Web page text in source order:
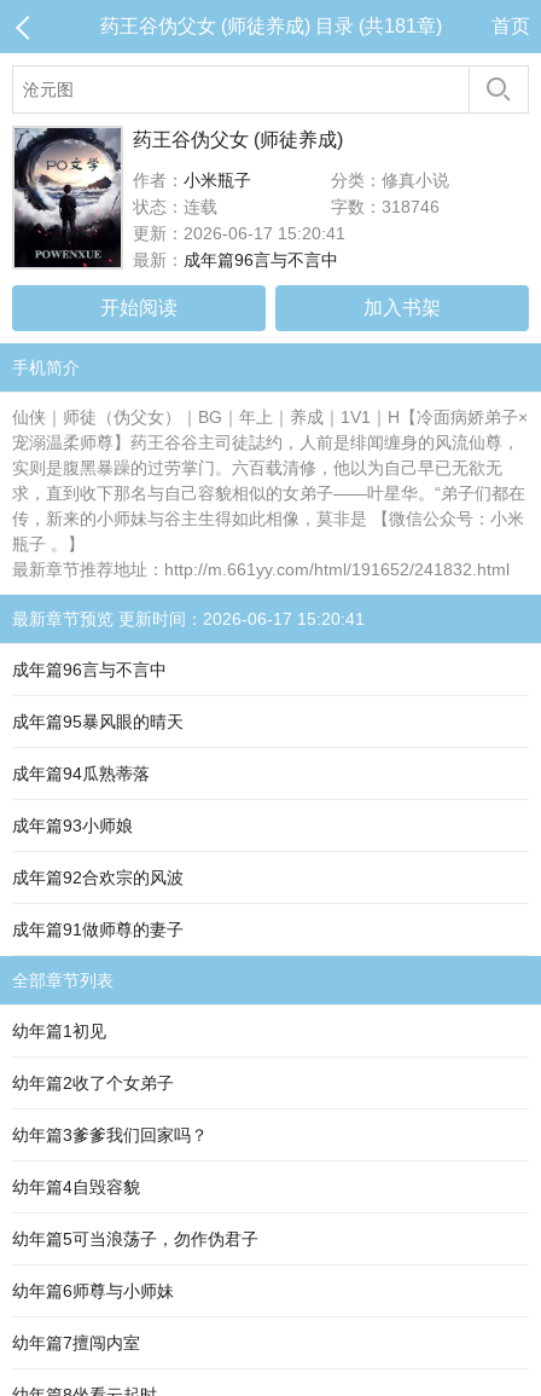
药王谷伪父女 (师徒养成) 目录 (共181章) 首页
药王谷伪父女 (师徒养成)
作者： 小米瓶子
分类：修真小说
状态：连载
字数：318746
更新：2026-06-17 15:20:41
最新： 成年篇96言与不言中
开始阅读 加入书架
手机简介
仙侠｜师徒（伪父女）｜BG｜年上｜养成｜1V1｜H【冷面病娇弟子×
宠溺温柔师尊】药王谷谷主司徒誌约，人前是绯闻缠身的风流仙尊，
实则是腹黑暴躁的过劳掌门。六百载清修，他以为自己早已无欲无
求，直到收下那名与自己容貌相似的女弟子——叶星华。“弟子们都在
传，新来的小师妹与谷主生得如此相像，莫非是 【微信公众号：小米
瓶子 。】
最新章节推荐地址：http://m.661yy.com/html/191652/241832.html
最新章节预览 更新时间：2026-06-17 15:20:41
成年篇96言与不言中
成年篇95暴风眼的晴天
成年篇94瓜熟蒂落
成年篇93小师娘
成年篇92合欢宗的风波
成年篇91做师尊的妻子
全部章节列表
幼年篇1初见
幼年篇2收了个女弟子
幼年篇3爹爹我们回家吗？
幼年篇4自毁容貌
幼年篇5可当浪荡子，勿作伪君子
幼年篇6师尊与小师妹
幼年篇7擅闯内室